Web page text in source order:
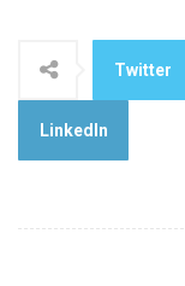
Twitter
LinkedIn